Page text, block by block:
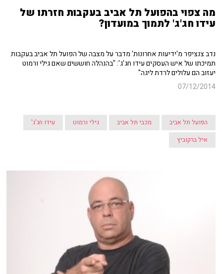
מה צפוי בהפועל תל אביב בעקבות חזרתו של
עידו חג'ג' לתמוך במועדון?
נדב צנציפר מ'ידיעות אחרונות' מדבר על מצבה של הפועל תל אביב בעקבות
תמיכתו של איש העסקים עידו חג'ג': "בהנהלה חוששים שאם גילי ורמוט
יעזוב הם עלולים לרדת ליגה"
07/12/2014
הפועל תל אביב מכבי תל אביב גילי ורמוט
עידו חג'ג'
איל ברקוביץ